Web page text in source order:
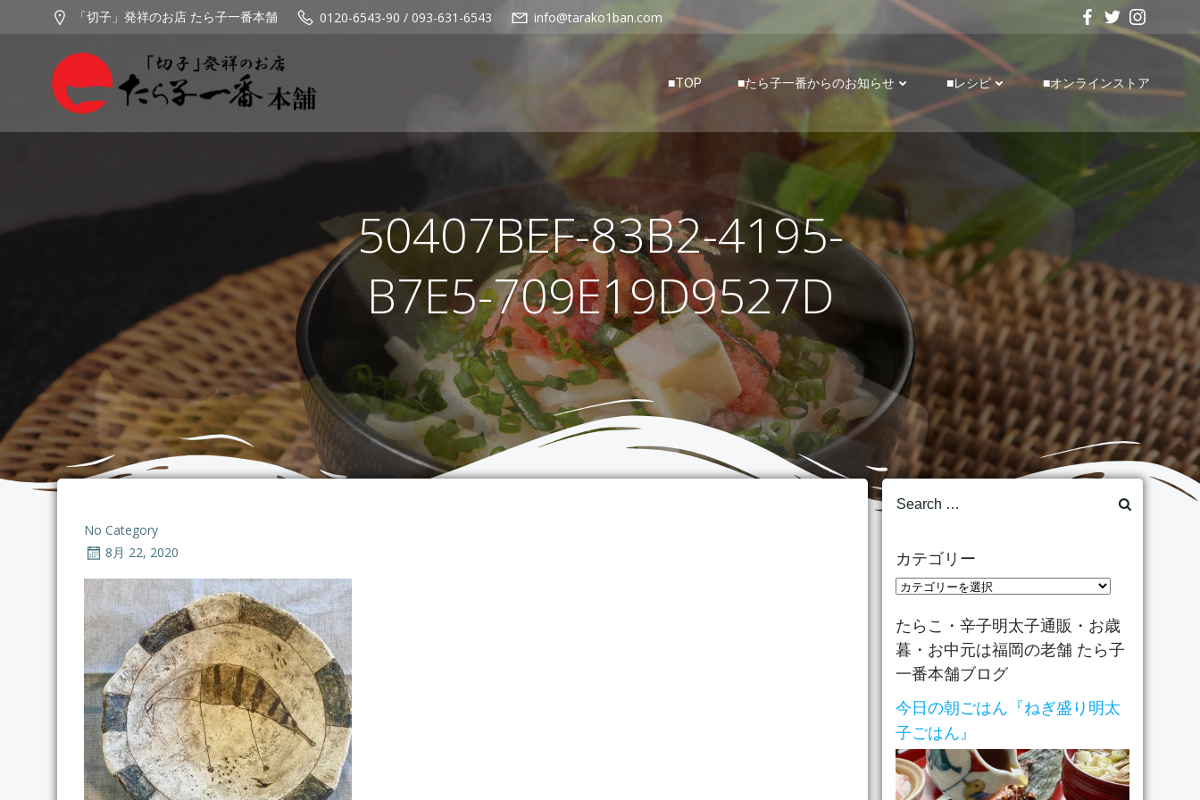
ス
「切子」発祥のお店 たら子一番本舗 0120-6543-90 / 093-631-6543 info@tarako1ban.com
■TOP ■たら子一番からのお知らせ ■レシピ ■オンラインストア
50407BEF-83B2-4195-
B7E5-709E19D9527D
No Category
8月 22, 2020
Search
for:
カテゴリー
カ
ゴ
リ
ー
たらこ・辛子明太子通販・お歳
暮・お中元は福岡の老舗 たら子
一番本舗ブログ
今日の朝ごはん『ねぎ盛り明太
子ごはん』